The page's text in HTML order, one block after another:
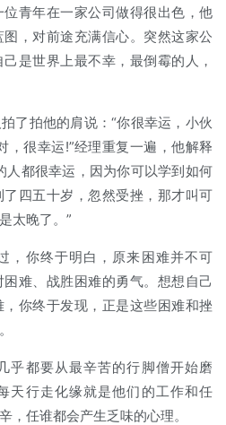
青年在一家公司做得很出色，他
，对前途充满信心。突然这家公
是世界上最不幸，最倒霉的人，
了拍他的肩说：“你很幸运，小伙
，很幸运!”经理重复一遍，他解释
人都很幸运，因为你可以学到如何
四五十岁，忽然受挫，那才叫可
太晚了。”
，你终于明白，原来困难并不可
难、战胜困难的勇气。想想自己
你终于发现，正是这些困难和挫
乎都要从最辛苦的行脚僧开始磨
天行走化缘就是他们的工作和任
，任谁都会产生乏味的心理。